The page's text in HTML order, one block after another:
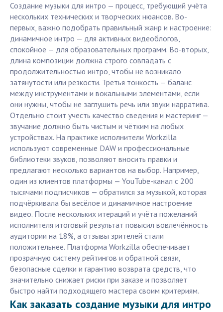
Создание музыки для интро — процесс, требующий учёта
нескольких технических и творческих нюансов. Во-
первых, важно подобрать правильный жанр и настроение:
динамичное интро — для активных видеоблогов,
спокойное — для образовательных программ. Во-вторых,
длина композиции должна строго совпадать с
продолжительностью интро, чтобы не возникало
затянутости или резкости. Третья тонкость — баланс
между инструментами и вокальными элементами, если
они нужны, чтобы не заглушить речь или звуки нарратива.
Отдельно стоит учесть качество сведения и мастеринг —
звучание должно быть чистым и чётким на любых
устройствах. На практике исполнители Workzilla
используют современные DAW и профессиональные
библиотеки звуков, позволяют вносить правки и
предлагают несколько вариантов на выбор. Например,
один из клиентов платформы — YouTube-канал с 200
тысячами подписчиков — обратился за музыкой, которая
подчёркивала бы весёлое и динамичное настроение
видео. После нескольких итераций и учёта пожеланий
исполнителя итоговый результат повысил вовлечённость
аудитории на 18%, а отзывы зрителей стали
положительнее. Платформа Workzilla обеспечивает
прозрачную систему рейтингов и обратной связи,
безопасные сделки и гарантию возврата средств, что
значительно снижает риски при заказе и позволяет
быстро найти подходящего мастера своим критериям.
Как заказать создание музыки для интро